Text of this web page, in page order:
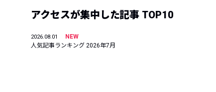
アクセスが集中した記事 TOP10
2026.08.01
NEW
人気記事ランキング 2026年7月